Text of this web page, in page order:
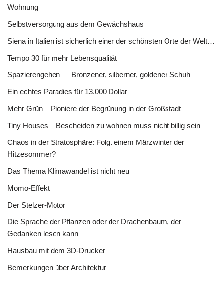
Wohnung
Selbstversorgung aus dem Gewächshaus
Siena in Italien ist sicherlich einer der schönsten Orte der Welt…
Tempo 30 für mehr Lebensqualität
Spazierengehen — Bronzener, silberner, goldener Schuh
Ein echtes Paradies für 13.000 Dollar
Mehr Grün – Pioniere der Begrünung in der Großstadt
Tiny Houses – Bescheiden zu wohnen muss nicht billig sein
Chaos in der Stratosphäre: Folgt einem Märzwinter der
Hitzesommer?
Das Thema Klimawandel ist nicht neu
Momo-Effekt
Der Stelzer-Motor
Die Sprache der Pflanzen oder der Drachenbaum, der
Gedanken lesen kann
Hausbau mit dem 3D-Drucker
Bemerkungen über Architektur